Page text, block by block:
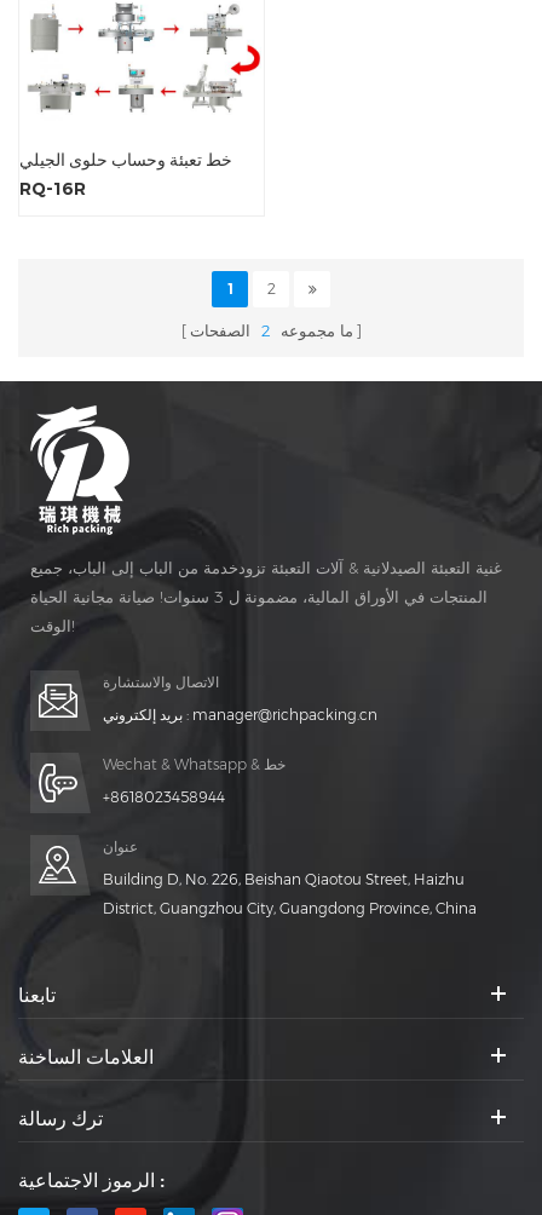
خط تعبئة وحساب حلوى الجيلي
RQ-16R
1 2
ما مجموعه 2 الصفحات
غنية التعبئة الصيدلانية & آلات التعبئة تزودخدمة من الباب إلى الباب، جميع
المنتجات في الأوراق المالية، مضمونة ل 3 سنوات! صيانة مجانية الحياة
الوقت!
الاتصال والاستشارة
بريد إلكتروني : manager@richpacking.cn
Wechat & Whatsapp & خط
+8618023458944
عنوان
Building D, No. 226, Beishan Qiaotou Street, Haizhu
District, Guangzhou City, Guangdong Province, China
تابعنا
العلامات الساخنة
ترك رسالة
الرموز الاجتماعية :